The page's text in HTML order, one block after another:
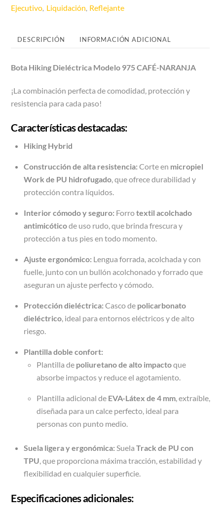
Ejecutivo, Liquidación, Reflejante
DESCRIPCIÓN INFORMACIÓN ADICIONAL
Bota Hiking Dieléctrica Modelo 975 CAFÉ-NARANJA
¡La combinación perfecta de comodidad, protección y
resistencia para cada paso!
Características destacadas:
Hiking Hybrid
Construcción de alta resistencia: Corte en micropiel
Work de PU hidrofugado, que ofrece durabilidad y
protección contra líquidos.
Interior cómodo y seguro: Forrotextil acolchado
antimicóticode uso rudo, que brinda frescura y
protección a tus pies en todo momento.
Ajuste ergonómico: Lengua forrada, acolchada y con
fuelle, junto con un bullón acolchonado y forrado que
aseguran un ajuste perfecto y cómodo.
Protección dieléctrica: Casco de policarbonato
dieléctrico, ideal para entornos eléctricos y de alto
riesgo.
Plantilla doble confort:
Plantilla de poliuretano de alto impactoque
absorbe impactos y reduce el agotamiento.
Plantilla adicional de EVA-Látex de 4 mm, extraíble,
diseñada para un calce perfecto, ideal para
personas con punto medio.
Suela ligera y ergonómica: Suela Track de PU con
TPU , que proporciona máxima tracción, estabilidad y
flexibilidad en cualquier superficie.
Especificaciones adicionales: